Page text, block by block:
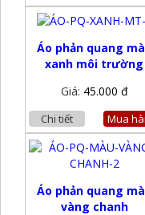
Áo phản quang
xanh môi trường
Giá: 45.000 đ
Chi tiết Mua
Áo phản quang
vàng chanh